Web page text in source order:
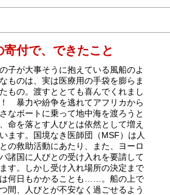
付で、できたこと
子が大事そうに抱えている風船のよ
ものは、実は医療用の手袋を膨らま
もの。渡すととても喜んでくれまし
暴力や紛争を逃れてアフリカから
なボートに乗って地中海を渡ろうと
命を落とす人びとは依然として増え
ます。国境なき医師団（MSF）は人
の救助活動にあたり、また、ヨーロ
諸国に人びとの受け入れを要請して
す。しかし受け入れ場所の決定まで
何日もかかることも……。船の上で
間、人びとが不安なく過ごせるよう